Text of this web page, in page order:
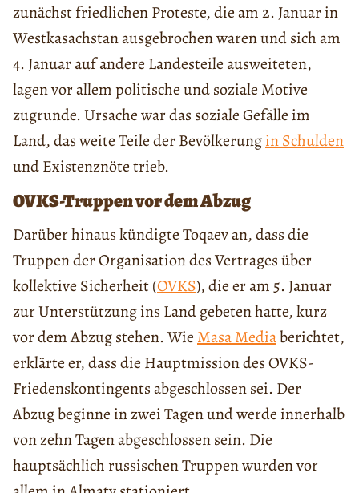
zunächst friedlichen Proteste, die am 2. Januar in
Westkasachstan ausgebrochen waren und sich am
4. Januar auf andere Landesteile ausweiteten,
lagen vor allem politische und soziale Motive
zugrunde. Ursache war das soziale Gefälle im
Land, das weite Teile der Bevölkerungin Schulden
und Existenznöte trieb.
OVKS-Truppen vor dem Abzug
Darüber hinaus kündigte Toqaev an, dass die
Truppen der Organisation des Vertrages über
kollektive Sicherheit (OVKS), die er am 5. Januar
zur Unterstützung ins Land gebeten hatte, kurz
vor dem Abzug stehen. Wie Masa Mediaberichtet,
erklärte er, dass die Hauptmission des OVKS-
Friedenskontingents abgeschlossen sei. Der
Abzug beginne in zwei Tagen und werde innerhalb
von zehn Tagen abgeschlossen sein. Die
hauptsächlich russischen Truppen wurden vor